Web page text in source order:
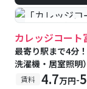
#予約受付中 #
カレッジコート
最寄り駅まで4分
洗濯機・居室照明
賃料 4.7万円-